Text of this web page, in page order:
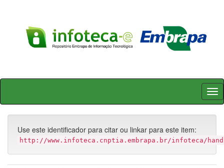
Skip
Use este identificador para citar ou linkar para este item:
http://www.infoteca.cnptia.embrapa.br/infoteca/